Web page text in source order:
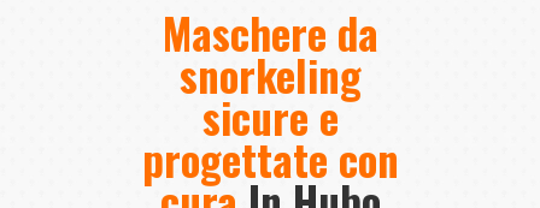
Maschere da
snorkeling
sicure e
progettate con